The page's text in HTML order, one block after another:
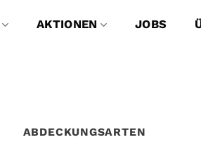
AKTIONEN JOBS
ABDECKUNGSARTEN